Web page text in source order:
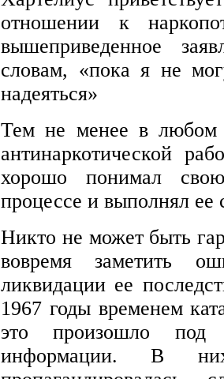
отношении к
вышеприведенное
словам, «пока я не
надеяться»
Тем не менее в любом
антинаркотической
хорошо понимал
процессе и выполнял ее
Никто не может быть
вовремя заметить
ликвидации ее
1967 годы временем
это произошло под
информации. В